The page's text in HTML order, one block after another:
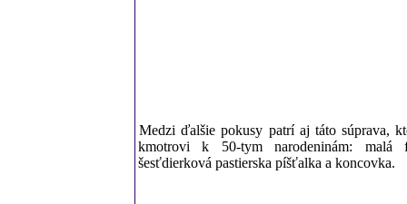
Medzi ďalšie pokusy patrí aj táto súprava,
kmotrovi k 50-tym narodeninám:
šesťdierková pastierska píšťalka a koncovka.